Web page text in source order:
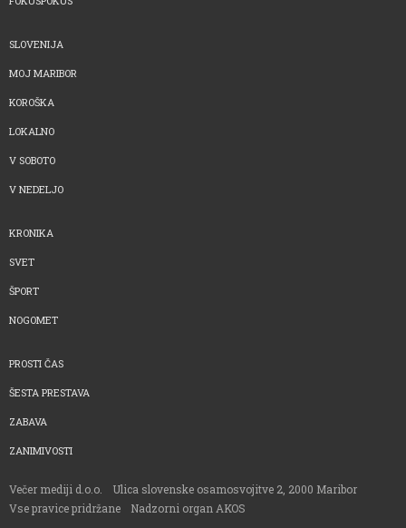
SLOVENIJA
MOJ MARIBOR
KOROŠKA
LOKALNO
V SOBOTO
V NEDELJO
KRONIKA
SVET
ŠPORT
NOGOMET
PROSTI ČAS
ŠESTA PRESTAVA
ZABAVA
ZANIMIVOSTI
Večer mediji d.o.o.
Ulica slovenske osamosvojitve 2, 2000 Maribor
Vse pravice pridržane
Nadzorni organ AKOS